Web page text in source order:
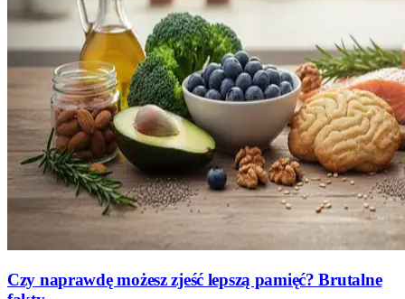
Czy naprawdę możesz zjeść lepszą pamięć? Brutalne